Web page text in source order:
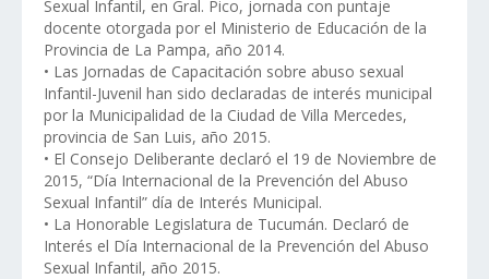
Sexual Infantil, en Gral. Pico, jornada con puntaje
docente otorgada por el Ministerio de Educación de la
Provincia de La Pampa, año 2014.
• Las Jornadas de Capacitación sobre abuso sexual
Infantil-Juvenil han sido declaradas de interés municipal
por la Municipalidad de la Ciudad de Villa Mercedes,
provincia de San Luis, año 2015.
• El Consejo Deliberante declaró el 19 de Noviembre de
2015, “Día Internacional de la Prevención del Abuso
Sexual Infantil” día de Interés Municipal.
• La Honorable Legislatura de Tucumán. Declaró de
Interés el Día Internacional de la Prevención del Abuso
Sexual Infantil, año 2015.